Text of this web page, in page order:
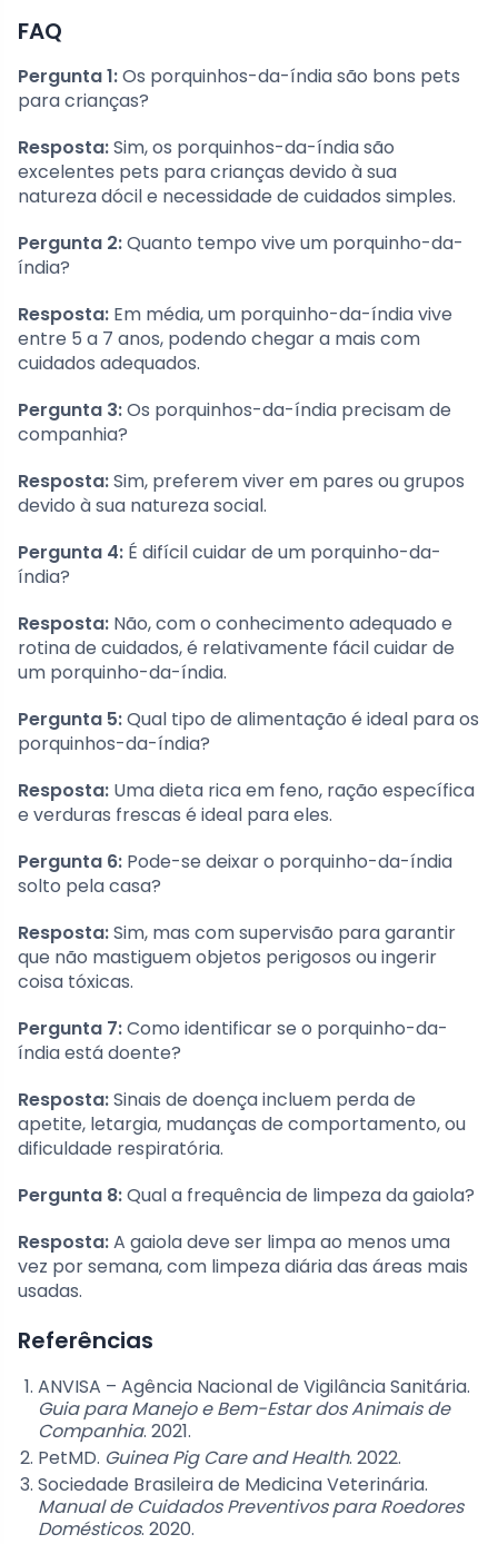
FAQ
Pergunta 1:Os porquinhos-da-índia são bons pets
para crianças?
Resposta:Sim, os porquinhos-da-índia são
excelentes pets para crianças devido à sua
natureza dócil e necessidade de cuidados simples.
Pergunta 2:Quanto tempo vive um porquinho-da-
índia?
Resposta: Em média, um porquinho-da-índia vive
entre 5 a 7 anos, podendo chegar a mais com
cuidados adequados.
Pergunta 3:Os porquinhos-da-índia precisam de
companhia?
Resposta:Sim, preferem viver em pares ou grupos
devido à sua natureza social.
Pergunta 4: É difícil cuidar de um porquinho-da-
índia?
Resposta: Não, com o conhecimento adequado e
rotina de cuidados, é relativamente fácil cuidar de
um porquinho-da-índia.
Pergunta 5:Qual tipo de alimentação é ideal para os
porquinhos-da-índia?
Resposta: Uma dieta rica em feno, ração específica
e verduras frescas é ideal para eles.
Pergunta 6: Pode-se deixar o porquinho-da-índia
solto pela casa?
Resposta:Sim, mas com supervisão para garantir
que não mastiguem objetos perigosos ou ingerir
coisa tóxicas.
Pergunta 7:Como identificar se o porquinho-da-
índia está doente?
Resposta:Sinais de doença incluem perda de
apetite, letargia, mudanças de comportamento, ou
dificuldade respiratória.
Pergunta 8:Qual a frequência de limpeza da gaiola?
Resposta:A gaiola deve ser limpa ao menos uma
vez por semana, com limpeza diária das áreas mais
usadas.
Referências
ANVISA – Agência Nacional de Vigilância Sanitária.
Guia para Manejo e Bem-Estar dos Animais de
Companhia. 2021.
PetMD. Guinea Pig Care and Health. 2022.
Sociedade Brasileira de Medicina Veterinária.
Manual de Cuidados Preventivos para Roedores
Domésticos. 2020.